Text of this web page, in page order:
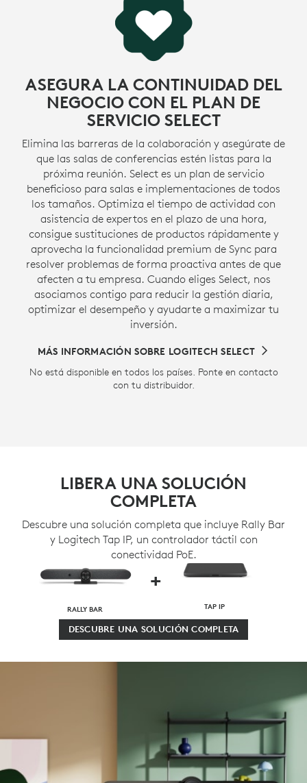
ASEGURA LA CONTINUIDAD DEL
NEGOCIO CON EL PLAN DE
SERVICIO SELECT
Elimina las barreras de la colaboración y asegúrate de
que las salas de conferencias estén listas para la
próxima reunión. Select es un plan de servicio
beneficioso para salas e implementaciones de todos
los tamaños. Optimiza el tiempo de actividad con
asistencia de expertos en el plazo de una hora,
consigue sustituciones de productos rápidamente y
aprovecha la funcionalidad premium de Sync para
resolver problemas de forma proactiva antes de que
afecten a tu empresa. Cuando eliges Select, nos
asociamos contigo para reducir la gestión diaria,
optimizar el desempeño y ayudarte a maximizar tu
inversión.
MÁS INFORMACIÓN SOBRE LOGITECH SELECT
No está disponible en todos los países. Ponte en contacto
con tu distribuidor.
LIBERA UNA SOLUCIÓN
COMPLETA
Descubre una solución completa que incluye Rally Bar
y Logitech Tap IP, un controlador táctil con
conectividad PoE.
RALLY BAR
+
TAP IP
DESCUBRE UNA SOLUCIÓN COMPLETA